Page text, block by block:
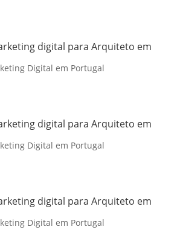
digital para Arquiteto em
Digital em Portugal
digital para Arquiteto em
Digital em Portugal
digital para Arquiteto em
Digital em Portugal